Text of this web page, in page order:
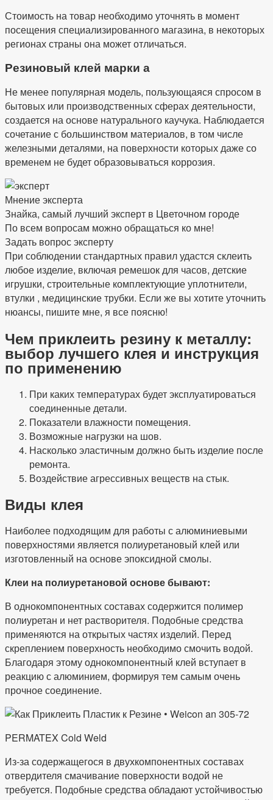
Стоимость на товар необходимо уточнять в момент
посещения специализированного магазина, в некоторых
регионах страны она может отличаться.
Резиновый клей марки а
Не менее популярная модель, пользующаяся спросом в
бытовых или производственных сферах деятельности,
создается на основе натурального каучука. Наблюдается
сочетание с большинством материалов, в том числе
железными деталями, на поверхности которых даже со
временем не будет образовываться коррозия.
Мнение эксперта
Знайка, самый лучший эксперт в Цветочном городе
По всем вопросам можно обращаться ко мне!
Задать вопрос эксперту
При соблюдении стандартных правил удастся склеить
любое изделие, включая ремешок для часов, детские
игрушки, строительные комплектующие уплотнители,
втулки , медицинские трубки. Если же вы хотите уточнить
нюансы, пишите мне, я все поясню!
Чем приклеить резину к металлу:
выбор лучшего клея и инструкция
по применению
При каких температурах будет эксплуатироваться
соединенные детали.
Показатели влажности помещения.
Возможные нагрузки на шов.
Насколько эластичным должно быть изделие после
ремонта.
Воздействие агрессивных веществ на стык.
Виды клея
Наиболее подходящим для работы с алюминиевыми
поверхностями является полиуретановый клей или
изготовленный на основе эпоксидной смолы.
Клеи на полиуретановой основе бывают:
В однокомпонентных составах содержится полимер
полиуретан и нет растворителя. Подобные средства
применяются на открытых частях изделий. Перед
скреплением поверхность необходимо смочить водой.
Благодаря этому однокомпонентный клей вступает в
реакцию с алюминием, формируя тем самым очень
прочное соединение.
PERMATEX Cold Weld
Из-за содержащегося в двухкомпонентных составах
отвердителя смачивание поверхности водой не
требуется. Подобные средства обладают устойчивостью